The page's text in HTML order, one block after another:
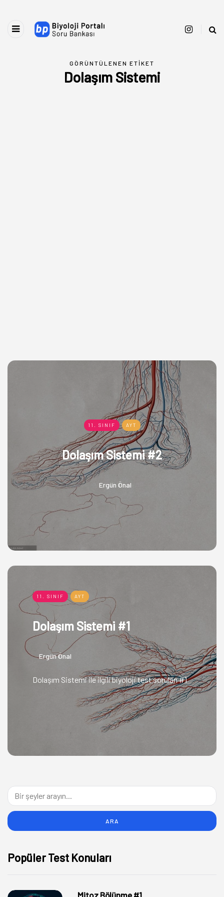
GÖRÜNTÜLENEN ETIKET
Dolaşım Sistemi
11. SINIF AYT
Dolaşım Sistemi #2
Ergün Önal
11. SINIF AYT
Dolaşım Sistemi #1
Ergün Önal
Dolaşım Sistemi ile ilgili biyoloji test soruları #1
Popüler Test Konuları
Mitoz Bölünme #1